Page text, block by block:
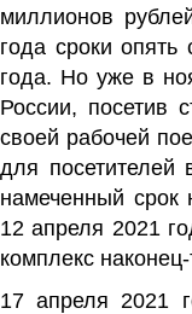
миллионов
года сроки
года. Но уже в
России, посетив
своей рабочей
для посетителей
намеченный срок
12 апреля 2021
комплекс
17 апреля 2021